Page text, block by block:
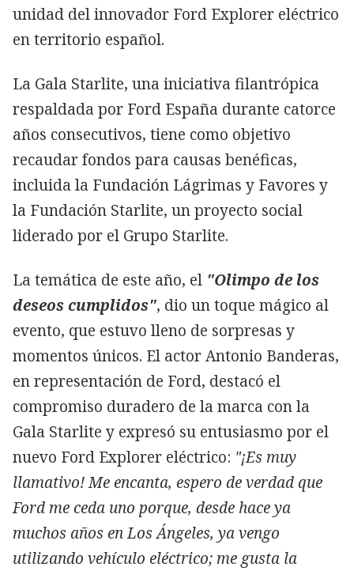
unidad del innovador Ford Explorer eléctrico
en territorio español.
La Gala Starlite, una iniciativa filantrópica
respaldada por Ford España durante catorce
años consecutivos, tiene como objetivo
recaudar fondos para causas benéficas,
incluida la Fundación Lágrimas y Favores y
la Fundación Starlite, un proyecto social
liderado por el Grupo Starlite.
La temática de este año, el "Olimpo de los
deseos cumplidos", dio un toque mágico al
evento, que estuvo lleno de sorpresas y
momentos únicos. El actor Antonio Banderas,
en representación de Ford, destacó el
compromiso duradero de la marca con la
Gala Starlite y expresó su entusiasmo por el
nuevo Ford Explorer eléctrico: "¡Es muy
llamativo! Me encanta, espero de verdad que
Ford me ceda uno porque, desde hace ya
muchos años en Los Ángeles, ya vengo
utilizando vehículo eléctrico; me gusta la